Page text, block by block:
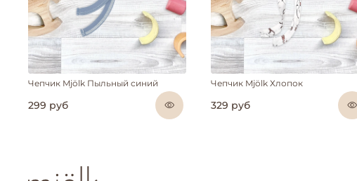
Чепчик Mjölk Пыльный синий
299 руб
Чепчик Mjölk Хлопок
329 руб